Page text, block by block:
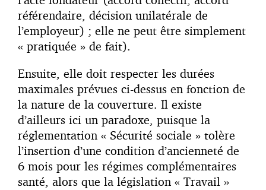
référendaire, décision unilatérale de
l’employeur) ; elle ne peut être simplement
« pratiquée » de fait).
Ensuite, elle doit respecter les durées
maximales prévues ci-dessus en fonction de
la nature de la couverture. Il existe
d’ailleurs ici un paradoxe, puisque la
réglementation « Sécurité sociale » tolère
l’insertion d’une condition d’ancienneté de
6 mois pour les régimes complémentaires
santé, alors que la législation « Travail »